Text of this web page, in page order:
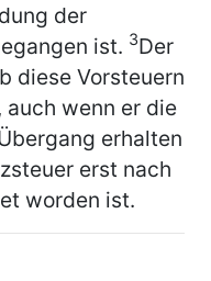
der
ist. 3Der
diese Vorsteuern
wenn er die
erhalten
erst nach
worden ist.